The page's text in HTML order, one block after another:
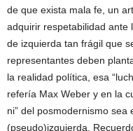
de que exista mala fe, un
adquirir respetabilidad ante
de izquierda tan frágil que
representantes deben
la realidad política, esa
refería Max Weber y en la
ni” del posmodernismo
(pseudo)izquierda.